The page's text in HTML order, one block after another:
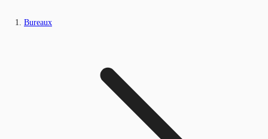
Bureaux